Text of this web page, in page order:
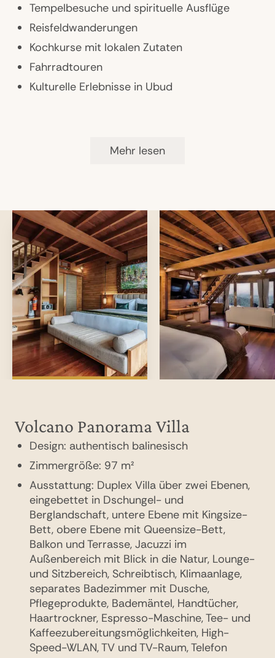
Ganzheitliches Spa- und Retreat-Konzept
Yoga, Meditation und Breathwork
Massagen und traditionelle balinesische
Rituale
Personal Training und Fitnessprogramme
Tempelbesuche und spirituelle Ausflüge
Reisfeldwanderungen
Kochkurse mit lokalen Zutaten
Fahrradtouren
Kulturelle Erlebnisse in Ubud
Mehr lesen
Volcano Panorama Villa
Design: authentisch balinesisch
Zimmergröße: 97 m²
Ausstattung: Duplex Villa über zwei Ebenen,
eingebettet in Dschungel- und
Berglandschaft, untere Ebene mit Kingsize-
Bett, obere Ebene mit Queensize-Bett,
Balkon und Terrasse, Jacuzzi im
Außenbereich mit Blick in die Natur, Lounge-
und Sitzbereich, Schreibtisch, Klimaanlage,
separates Badezimmer mit Dusche,
Pflegeprodukte, Bademäntel, Handtücher,
Haartrockner, Espresso-Maschine, Tee- und
Kaffeezubereitungsmöglichkeiten, High-
Speed-WLAN, TV und TV-Raum, Telefon
Grand View Pool Villa
Design: modern balinesisch
Zimmergröße: 183 m²
Ausstattung: Panoramablick über das Tal,
eingebettet in terrassierte Gärten, private
Infinity-Pool-Villa mit integriertem Jacuzzi,
großzügige Terrasse und Balkon, King-Bett
auf der unteren Ebene und Twin-Betten auf
der oberen Ebene, Badezimmer mit
Regendusche und Terrazzo-Badewanne,
Pflegeprodukte, Lounge-Bereich, Klimaanlage,
Espresso-Maschine, Tee- und
Kaffeezubereitungsmöglichkeiten, High-
Speed-WLAN, Telefon und TV, Zimmerservice,
Laptop-Safe, Bademäntel, Handtücher,